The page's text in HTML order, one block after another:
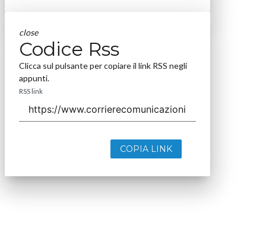
close
Codice Rss
Clicca sul pulsante per copiare il link RSS negli
appunti.
RSS link
COPIA LINK